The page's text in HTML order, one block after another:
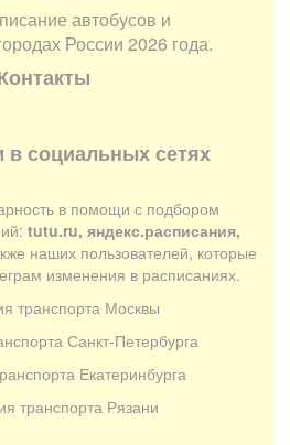
автобусов и
России 2026 года.
социальных сетях
в помощи с подбором
tutu.ru, яндекс.расписания,
наших пользователей, которые
изменения в расписаниях.
транспорта Москвы
Санкт-Петербурга
Екатеринбурга
транспорта Рязани